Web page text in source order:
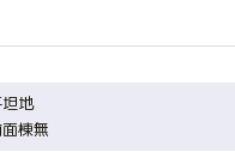
地
棟無